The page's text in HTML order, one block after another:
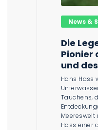
News &
Die
Pionier
und
Hans Hass
Tauchens,
Hass einer